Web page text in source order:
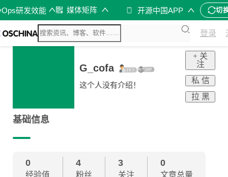
研发效能 媒体矩阵 开源中国APP 切
登录
G_cofa
这个人没有介绍！
+ 关
注
私 信
拉 黑
基础信息
0
经验值
4
粉丝
3
关注
0
文章总量